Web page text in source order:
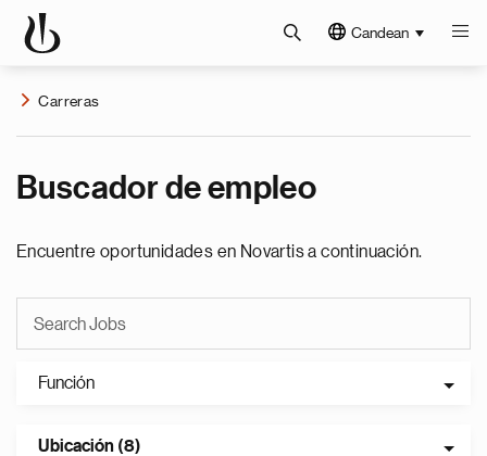
Candean
Carreras
Buscador de empleo
Encuentre oportunidades en Novartis a continuación.
Función
Ubicación (8)